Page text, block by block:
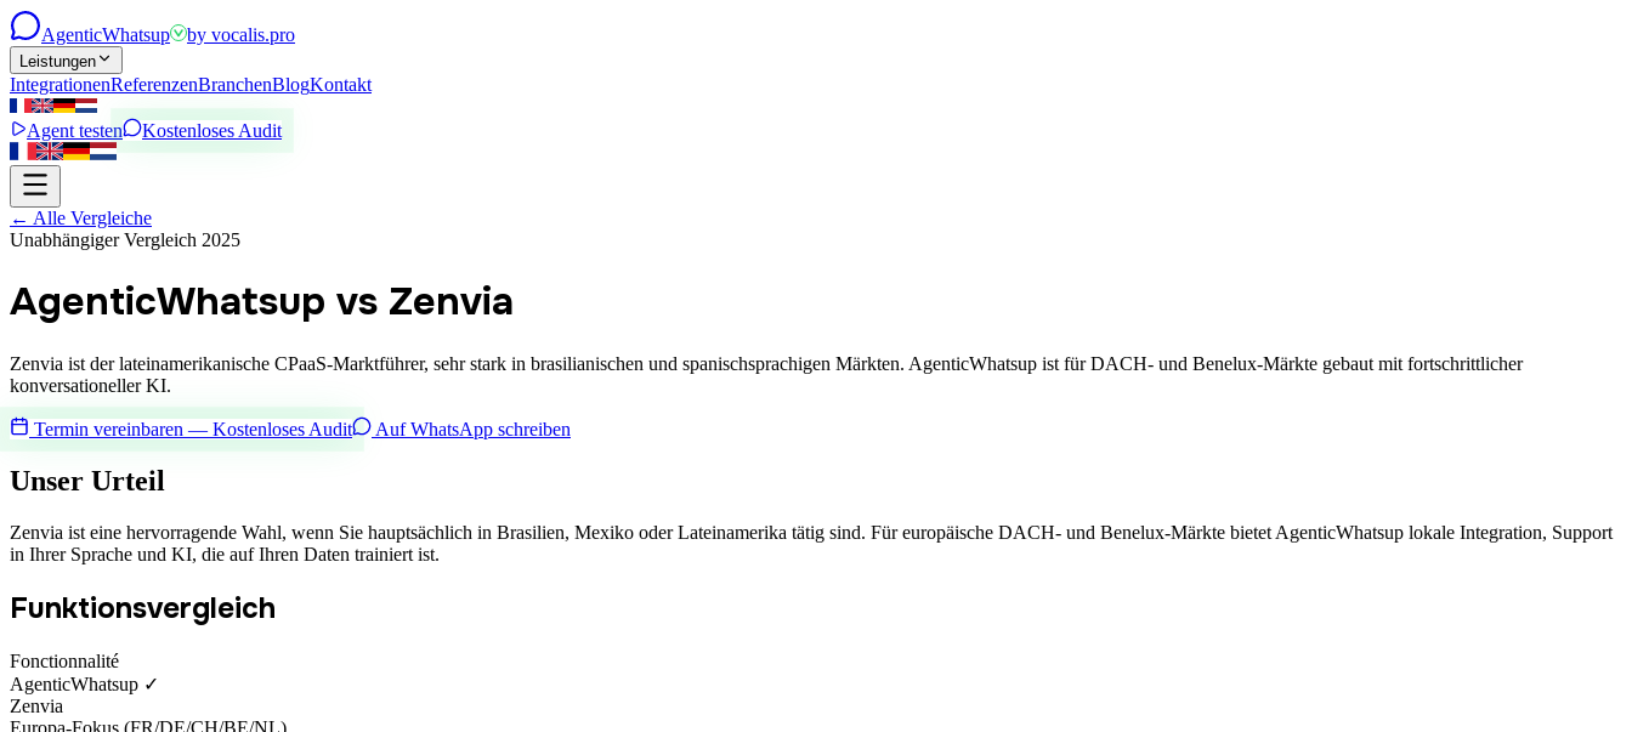
AgenticWhatsup by vocalis.pro
Leistungen
IntegrationenReferenzenBranchenBlogKontakt
Agent testen Kostenloses Audit
← Alle Vergleiche
Unabhängiger Vergleich 2025
AgenticWhatsup vs Zenvia
Zenvia ist der lateinamerikanische CPaaS-Marktführer, sehr stark in brasilianischen und spanischsprachigen Märkten. AgenticWhatsup ist für DACH- und Benelux-Märkte gebaut mit fortschrittlicher
konversationeller KI.
Termin vereinbaren — Kostenloses Audit Auf WhatsApp schreiben
Unser Urteil
Zenvia ist eine hervorragende Wahl, wenn Sie hauptsächlich in Brasilien, Mexiko oder Lateinamerika tätig sind. Für europäische DACH- und Benelux-Märkte bietet AgenticWhatsup lokale Integration, Support
in Ihrer Sprache und KI, die auf Ihren Daten trainiert ist.
Funktionsvergleich
Fonctionnalité
AgenticWhatsup ✓
Zenvia
Europa-Fokus (FR/DE/CH/BE/NL)